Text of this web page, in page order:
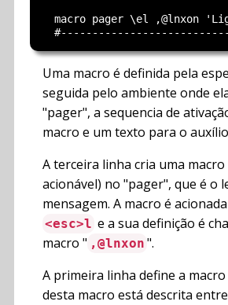
macro pager \el ,@lnxon
Uma macro é definida pela
seguida pelo ambiente onde
"pager", a sequencia de
macro e um texto para o
A terceira linha cria uma
acionável) no "pager", que é o
mensagem. A macro é
<esc>l e a sua definição é
macro " ,@lnxon ".
A primeira linha define a macro
desta macro está descrita